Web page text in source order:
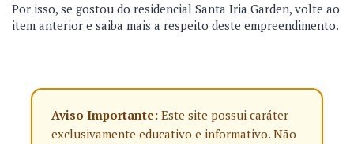
Por isso, se gostou do residencial Santa Iria Garden, volte ao
item anterior e saiba mais a respeito deste empreendimento.
Aviso Importante: Este site possui caráter
exclusivamente educativo e informativo. Não